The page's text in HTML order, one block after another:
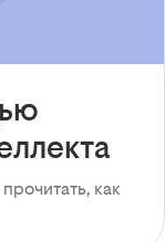
как